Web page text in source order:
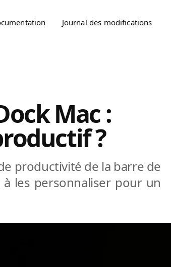
Journal des modifications
Mac :
?
productivité de la barre de
les personnaliser pour un